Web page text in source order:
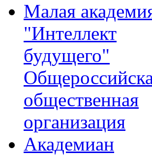
Малая
"Интеллект
будущего"
общественная
организация
Академиан